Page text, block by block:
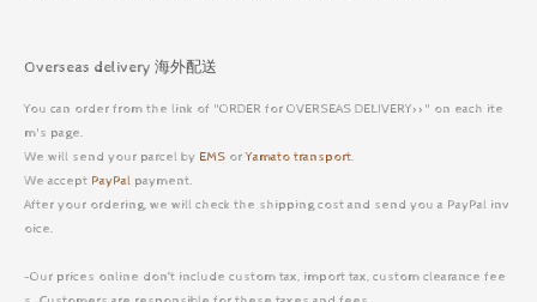
Overseas delivery 海外配送
You can order from the link of "ORDER for OVERSEAS DELIVERY>>" on each ite
m's page.
We will send your parcel by EMS orYamato transport.
We accept PayPal payment.
After your ordering, we will check the shipping cost and send you a PayPal inv
oice.
-Our prices online don’t include custom tax, import tax, custom clearance fee